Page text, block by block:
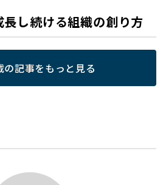
し続ける組織の創り方
の記事をもっと見る